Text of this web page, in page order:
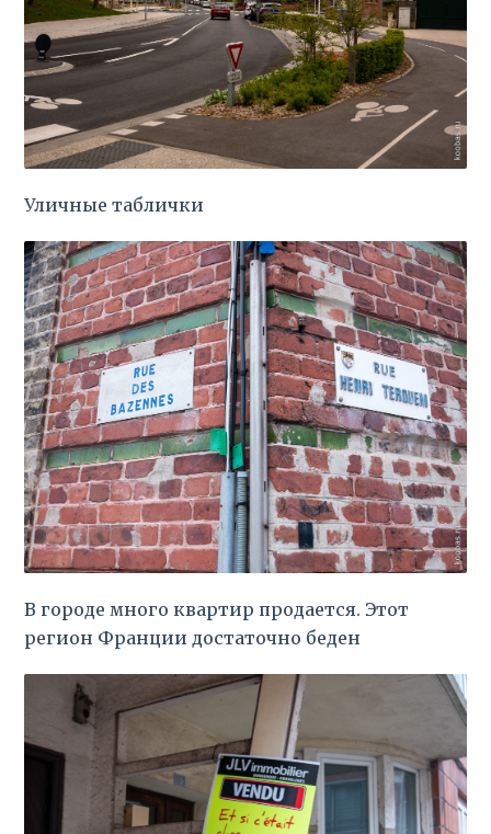
Уличные таблички
В городе много квартир продается. Этот
регион Франции достаточно беден